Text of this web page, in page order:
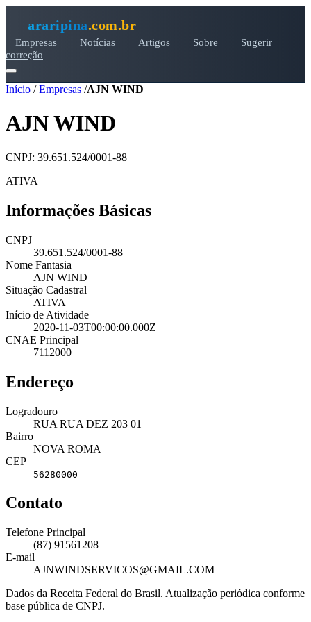
araripina.com.br
Empresas Notícias Artigos Sobre
Sugerir
correção
Início /Empresas /AJN WIND
AJN WIND
CNPJ: 39.651.524/0001-88
ATIVA
Informações Básicas
CNPJ
39.651.524/0001-88
Nome Fantasia
AJN WIND
Situação Cadastral
ATIVA
Início de Atividade
2020-11-03T00:00:00.000Z
CNAE Principal
7112000
Endereço
Logradouro
RUA RUA DEZ 203 01
Bairro
NOVA ROMA
CEP
56280000
Contato
Telefone Principal
(87) 91561208
E-mail
AJNWINDSERVICOS@GMAIL.COM
Dados da Receita Federal do Brasil. Atualização periódica conforme
base pública de CNPJ.